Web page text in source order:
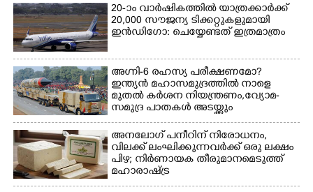
വെള്ളത്തിലൂടെ
നടന്നുവരുന്നവരെ
മതിലിനു മുകളിൽ നോക്കി
നായ. ഫോട്ടോ: കെ.വിശ്വജി
ത്ത്
20-ാം വാർഷികത്തിൽ യാത്രക്കാർക്ക്
20,000 സൗജന്യ ടിക്കറ്റുകളുമായി
ഇൻഡിഗോ: ചെയ്യേണ്ടത് ഇത്രമാത്രം
അഗ്നി-6 രഹസ്യ പരീക്ഷണമോ?
ഇന്ത്യൻ മഹാസമുദ്രത്തിൽ നാളെ
മുതൽ കർശന നിയന്ത്രണം,വ്യോമ-
സമുദ്ര പാതകൾ അടയ്ക്കും
അനലോഗ് പനീറിന് നിരോധനം,
വിലക്ക് ലംഘിക്കുന്നവർക്ക് ഒരു ലക്ഷം
പിഴ; നിർണായക തീരുമാനമെടുത്ത്
മഹാരാഷ്ട്ര